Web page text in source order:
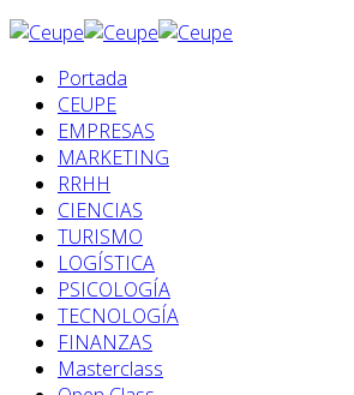
Portada
CEUPE
EMPRESAS
MARKETING
RRHH
CIENCIAS
TURISMO
LOGÍSTICA
PSICOLOGÍA
TECNOLOGÍA
FINANZAS
Masterclass